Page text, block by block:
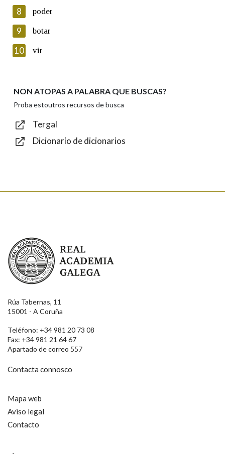
Lin e acepto as condicións da política de
Introduce o código que aparece na imaxe:
Texto de verificación
8 poder
9 botar
10 vir
NON ATOPAS A PALABRA QUE BUSCAS?
Proba estoutros recursos de busca
Tergal
Dicionario de dicionarios
Real Academia Galega
Rúa Tabernas, 11
15001 - A Coruña
Teléfono: +34 981 20 73 08
Fax: +34 981 21 64 67
Apartado de correo 557
Contacta connosco
Mapa web
Aviso legal
Contacto